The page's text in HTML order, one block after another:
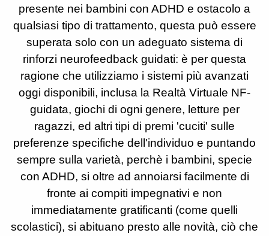
presente nei bambini con ADHD e ostacolo a
qualsiasi tipo di trattamento, questa può essere
superata solo con un adeguato sistema di
rinforzi neurofeedback guidati: è per questa
ragione che utilizziamo i sistemi più avanzati
oggi disponibili, inclusa la Realtà Virtuale NF-
guidata, giochi di ogni genere, letture per
ragazzi, ed altri tipi di premi 'cuciti' sulle
preferenze specifiche dell'individuo e puntando
sempre sulla varietà, perchè i bambini, specie
con ADHD, si oltre ad annoiarsi facilmente di
fronte ai compiti impegnativi e non
immediatamente gratificanti (come quelli
scolastici), si abituano presto alle novità, ciò che